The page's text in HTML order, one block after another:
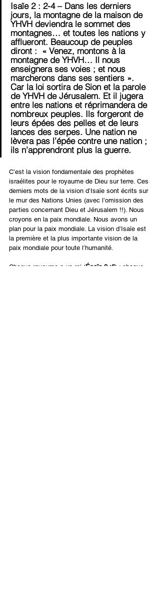
Isaïe 2 : 2-4 – Dans les derniers
jours, la montagne de la maison de
YHVH deviendra le sommet des
montagnes… et toutes les nations y
afflueront. Beaucoup de peuples
diront :  « Venez, montons à la
montagne de YHVH… Il nous
enseignera ses voies ; et nous
marcherons dans ses sentiers ».
Car la loi sortira de Sion et la parole
de YHVH de Jérusalem. Et il jugera
entre les nations et réprimandera de
nombreux peuples. Ils forgeront de
leurs épées des pelles et de leurs
lances des serpes. Une nation ne
lèvera pas l’épée contre une nation ;
ils n’apprendront plus la guerre.
C’est la vision fondamentale des prophètes
israélites pour le royaume de Dieu sur terre. Ces
derniers mots de la vision d’Isaïe sont écrits sur
le mur des Nations Unies (avec l’omission des
parties concernant Dieu et Jérusalem !!). Nous
croyons en la paix mondiale. Nous avons un
plan pour la paix mondiale. La vision d’Isaïe est
la première et la plus importante vision de la
paix mondiale pour toute l’humanité.
Chaque royaume a un roi (Ésaïe 9 :6) ; chaque